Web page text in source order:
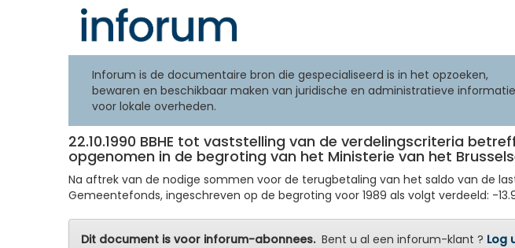
Inforum is de documentaire bron die gespecialiseerd is in het opzoeken,
bewaren en beschikbaar maken van juridische en administratieve informatie
voor lokale overheden.
22.10.1990 BBHE tot vaststelling van de verdelingscriteria
opgenomen in de begroting van het Ministerie van het
Na aftrek van de nodige sommen voor de terugbetaling van het saldo van de
Gemeentefonds, ingeschreven op de begroting voor 1989 als volgt verdeeld: -
Dit document is voor inforum-abonnees.Bent u al een inforum-klant ? Log